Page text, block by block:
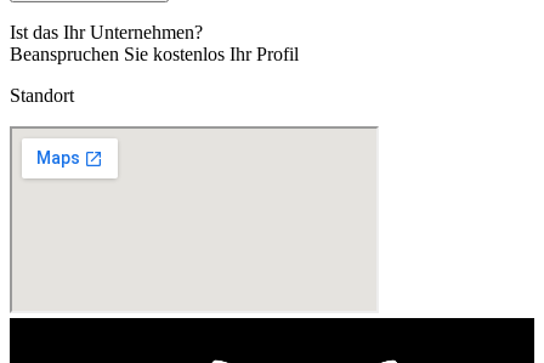
Ist das Ihr Unternehmen?
Beanspruchen Sie kostenlos Ihr Profil
Standort